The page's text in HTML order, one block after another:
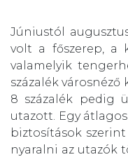
Júniustól
volt a főszerep, a
valamelyik
százalék
8 százalék pedig
utazott. Egy
biztosítások
nyaralni az utazók